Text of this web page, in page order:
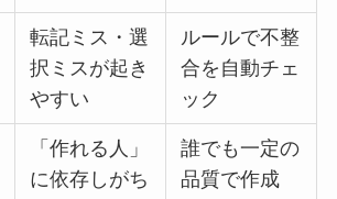
転記ミス・選
択ミスが起き
やすい
ルールで不整
合を自動チェ
ック
「作れる人」
に依存しがち
誰でも一定の
品質で作成